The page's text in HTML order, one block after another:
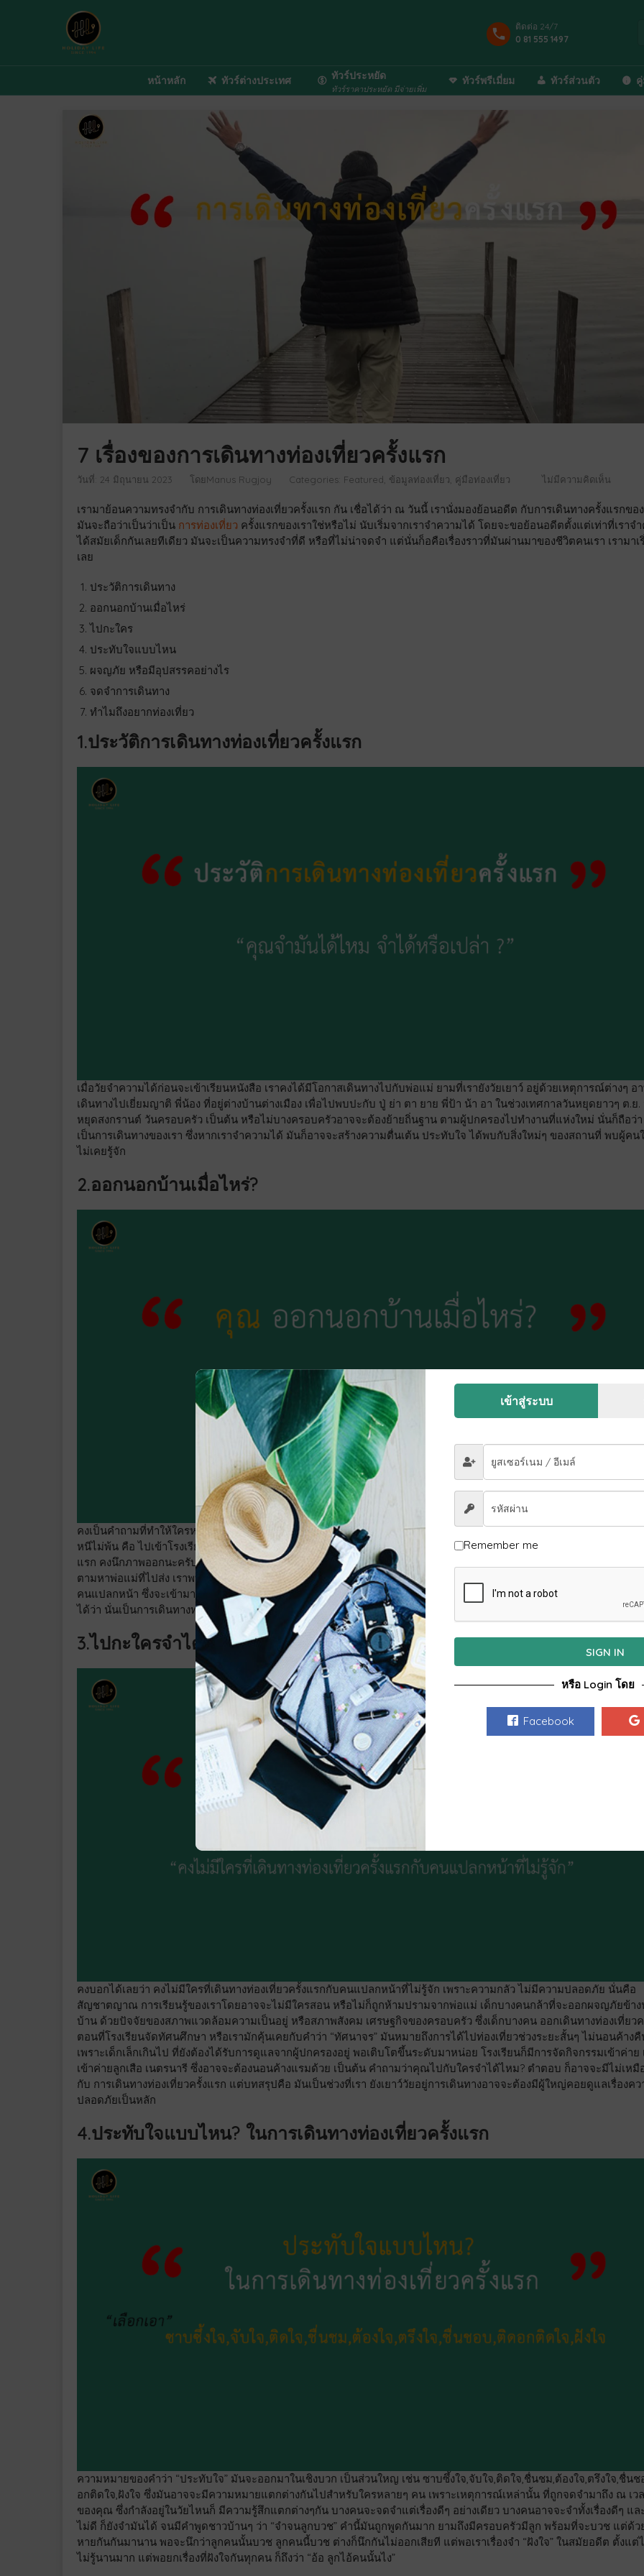
ติดต่อ 24/7
0 81 555 1497
หน้าหลัก ทัวร์ต่างประเทศ ทัวร์ประหยัด
ทัวร์ราคาประหยัด มีจ่ายเพิ่ม
ทัวร์พรีเมี่ยม ทัวร์ส่วนตัว
7 เรื่องของการเดินทางท่องเที่ยวครั้งแรก
วันที่: 24 มิถุนายน 2023 โดยManus Rugjoy Categories: Featured ข้อมูลท่องเที่ยว คู่มือท่องเที่ยว ไม่มีความคิดเห็น
เรามาย้อนความทรงจำกับ การเดินทางท่องเที่ยวครั้งแรก กัน เชื่อได้ว่า ณ วันนี้ เรานั่งมองย้อนอดีต กับการเดินทางครั้งแรกของ
มันจะถือว่าเป็นว่าเป็น การท่องเที่ยว ครั้งแรกของเราใช่หรือไม่ นับเริ่มจากเราจำความได้ โดยจะขอย้อนอดีตตั้งแต่เท่าที่เราจ
ได้สมัยเด็กกันเลยทีเดียว มันจะเป็นความทรงจำที่ดี หรือที่ไม่น่าจดจำ แต่นั่นก็อคือเรื่องราวที่มันผ่านมาของชีวิตคนเรา เรามาเ
เลย
ประวัติการเดินทาง
ออกนอกบ้านเมื่อไหร่
ไปกะใคร
ประทับใจแบบไหน
ผจญภัย หรือมีอุปสรรคอย่างไร
จดจำการเดินทาง
ทำไมถึงอยากท่องเที่ยว
1.ประวัติการเดินทางท่องเที่ยวครั้งแรก
เมื่อวัยจำความได้ก่อนจะเข้าเรียนหนังสือ เราคงได้มีโอกาสเดินทางไปกับพ่อแม่ ยามที่เรายังวัยเยาว์ อยู่ด้วยเหตุการณ์ต่างๆ อ
เดินทางไปเยี่ยมญาติ พี่น้อง ที่อยู่ต่างบ้านต่างเมือง เพื่อไปพบปะกับ ปู่ ย่า ตา ยาย พี่ป้า น้า อา ในช่วงเทศกาลวันหยุดยาวๆ ต.ย.
หยุดสงกรานต์ วันครอบครัว เป็นต้น หรือไม่บางครอบครัวอาจจะต้องย้ายถิ่นฐาน ตามผู้ปกครองไปทำงานที่แห่งใหม่ นั่นก็ถือว่า
เป็นการเดินทางของเรา ซึ่งหากเราจำความได้ มันก็อาจจะสร้างความตื่นเต้น ประทับใจ ได้พบกับสิ่งใหม่ๆ ของสถานที่ พบผู้คน
ไม่เคยรู้จัก
2.ออกนอกบ้านเมื่อไหร่?
คงเป็นคำถามที่ทำให้ใครหลายๆ คนต้องนั่งคิดทบทวนกันนานเลยทีเดียว แต่ที่แน่นอนละการออกจากนอกบ้านของเราในวัยเด็
หนีไม่พ้น คือ ไปเข้าโรงเรียน จะเรียน เตรียมอนุบาล หรือโรงเรียนอนุบาล (สำหรับคนที่อาศัยในเมือง) หรือไปโรงเรียนประถม
แรก คงนึกภาพออกนะครับ ว่าไม่เคยห่างจากบ้านเป็นเวลานานหลายชั่วโมง กับการเรียนวันแรก คงมีร้องไห้ระงมกันเลยทีเดียว
ตามหาพ่อแม่ที่ไปส่ง เราพบเหตุผลว่า เราไม่เคยห่างจากพ่อแม่มาไกล และนานขนาดนี้ หลังจากผ่านไปวัน สองวัน เริ่มมีปฏิสัม
คนแปลกหน้า ซึ่งจะเข้ามาเป็นเพื่อนใหม่ นั่นก็แปลได้ว่า การเดินทางออกนอกบ้านจะถือว่าเป็นการท่องเที่ยว หรือไม่ใช่ ก็อาจจอ
ได้ว่า นั่นเป็นการเดินทางท่องเที่ยวส่วนหนึ่งของการเรียน การศึกษาตั้งแต่เยาว์วัย
3.ไปกะใครจำได้ไหม? กับการเดินทางท่องเที่ยวครั้งแรก
คงบอกได้เลยว่า คงไม่มีใครที่เดินทางท่องเที่ยวครั้งแรกกับคนแปลกหน้าที่ไม่รู้จัก เพราะความกลัว ไม่มีความปลอดภัย นั่นคือ
สัญชาตญาณ การเรียนรู้ของเราโดยอาจจะไม่มีใครสอน หรือไม่ก็ถูกห้ามปรามจากพ่อแม่ เด็กบางคนกล้าที่จะออกผจญภัยข้าง
บ้าน ด้วยปัจจัยของสภาพแวดล้อมความเป็นอยู่ หรือสภาพสังคม เศรษฐกิจของครอบครัว ซึ่งเด็กบางคน ออกเดินทางท่องเที่ยว
ตอนที่โรงเรียนจัดทัศนศึกษา หรือเรามักคุ้นเคยกับคำว่า “ทัศนาจร” มันหมายถึงการได้ไปท่องเที่ยวช่วงระยะสั้นๆ ไม่นอนค้าง
เพราะเด็กเล็กเกินไป ที่ยังต้องได้รับการดูแลจากผู้ปกครองอยู่ พอเติบโตขึ้นระดับมาหน่อย โรงเรียนก็มีการจัดกิจกรรมเข้าค่าย
เข้าค่ายลูกเสือ เนตรนารี ซึ่งอาจจะต้องนอนค้างแรมด้วย เป็นต้น คำถามว่าคุณไปกับใครจำได้ไหม? ตำตอบ ก็อาจจะมีไม่เห
กับ การเดินทางท่องเที่ยวครั้งแรก แต่บทสรุปคือ มันเป็นช่วงที่เรา ยังเยาว์วัยอยู่การเดินทางอาจจะต้องมีผู้ใหญ่คอยดูแลเรื่องคว
ปลอดภัยเป็นหลัก
4.ประทับใจแบบไหน? ในการเดินทางท่องเที่ยวครั้งแรก
ความหมายของคำว่า “ประทับใจ” มันจะออกมาในเชิงบวก เป็นส่วนใหญ เช่น ซาบซึ้งใจ,จับใจ,ติดใจ,ชื่นชม,ต้องใจ,ตรึงใจ,ชื่น
อกติดใจ,ฝังใจ ซึ่งมันอาจจะมีความหมายแตกต่างกันไปสำหรับใครหลายๆ คน เพราะเหตุการณ์เหล่านั้น ที่ถูกจดจำมาถึง ณ เว
ของคุณ ซึ่งกำลังอยู่ในวัยไหนก็ มีความรู้สึกแตกต่างๆกัน บางคนจะจดจำแต่เรื่องดีๆ อย่างเดียว บางคนอาจจะจำทั้งเรื่องดีๆ แล
ไม่ดี ก็ยังจำมันได้ จนมีคำพูดชาวบ้านๆ ว่า “จำจนลูกบวช” คำนี้มันถูกพูดกันมาก ยามถึงมีครอบครัวมีลูก พร้อมที่จะบวช แต่ด้ว
หายกันกันมานาน พอจะนึกว่าลูกคนนั้นบวช ลูกคนนี้บวช ต่างก็นึกกันไม่ออกเสียที แต่พอเราเรื่องจำ “ฝังใจ” ในสมัยอดีต ตั้งแต่
ไม่รู้นานมาก แต่พอยกเรื่องที่ฝังใจกันทุกคน ก็ถึงว่า “อ้อ ลูกไอ้คนนั้นไง”
เข้าสู่ระบบ
Remember me
SIGN IN
หรือ Login โดย
Facebook